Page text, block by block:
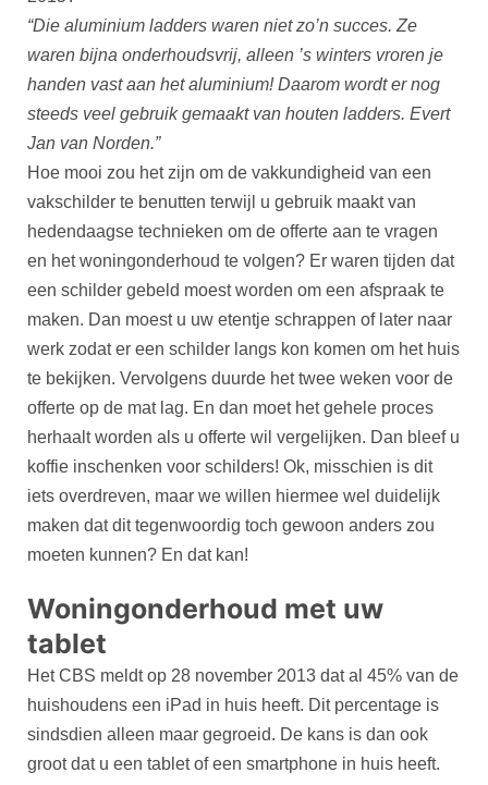
“Die aluminium ladders waren niet zo’n succes. Ze
waren bijna onderhoudsvrij, alleen ’s winters vroren je
handen vast aan het aluminium! Daarom wordt er nog
steeds veel gebruik gemaakt van houten ladders. Evert
Jan van Norden.”
Hoe mooi zou het zijn om de vakkundigheid van een
vakschilder te benutten terwijl u gebruik maakt van
hedendaagse technieken om de offerte aan te vragen
en het woningonderhoud te volgen? Er waren tijden dat
een schilder gebeld moest worden om een afspraak te
maken. Dan moest u uw etentje schrappen of later naar
werk zodat er een schilder langs kon komen om het huis
te bekijken. Vervolgens duurde het twee weken voor de
offerte op de mat lag. En dan moet het gehele proces
herhaalt worden als u offerte wil vergelijken. Dan bleef u
koffie inschenken voor schilders! Ok, misschien is dit
iets overdreven, maar we willen hiermee wel duidelijk
maken dat dit tegenwoordig toch gewoon anders zou
moeten kunnen? En dat kan!
Woningonderhoud met uw
tablet
Het CBS meldt op 28 november 2013 dat al 45% van de
huishoudens een iPad in huis heeft. Dit percentage is
sindsdien alleen maar gegroeid. De kans is dan ook
groot dat u een tablet of een smartphone in huis heeft.